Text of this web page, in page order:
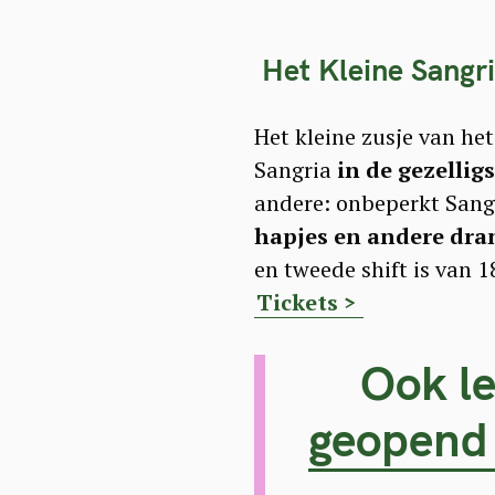
Het Kleine
Het kleine zusje van
Sangria in de
andere: onbeperkt
hapjes en andere
en tweede shift is van
Tickets >
Ook